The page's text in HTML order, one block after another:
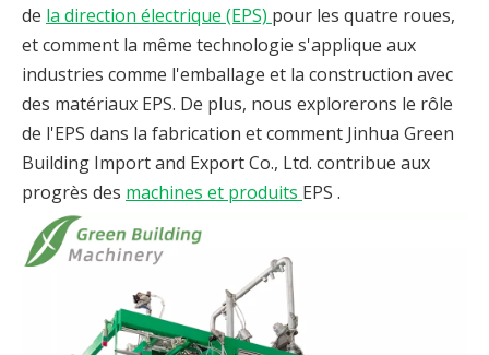
de la direction électrique (EPS) pour les quatre roues,
et comment la même technologie s'applique aux
industries comme l'emballage et la construction avec
des matériaux EPS. De plus, nous explorerons le rôle
de l'EPS dans la fabrication et comment Jinhua Green
Building Import and Export Co., Ltd. contribue aux
progrès des machines et produits EPS .